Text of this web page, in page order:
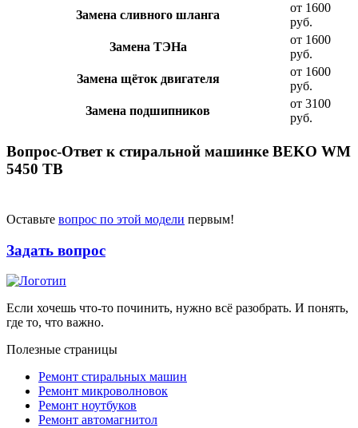
Замена сливного шланга
от 1600
руб.
Замена ТЭНа
от 1600
руб.
Замена щёток двигателя
от 1600
руб.
Замена подшипников
от 3100
руб.
Вопрос-Ответ к стиральной машинке BEKO WM
5450 TB
Оставьте вопрос по этой модели первым!
Задать вопрос
Если хочешь что-то починить, нужно всё разобрать. И понять,
где то, что важно.
Полезные страницы
Ремонт стиральных машин
Ремонт микроволновок
Ремонт ноутбуков
Ремонт автомагнитол